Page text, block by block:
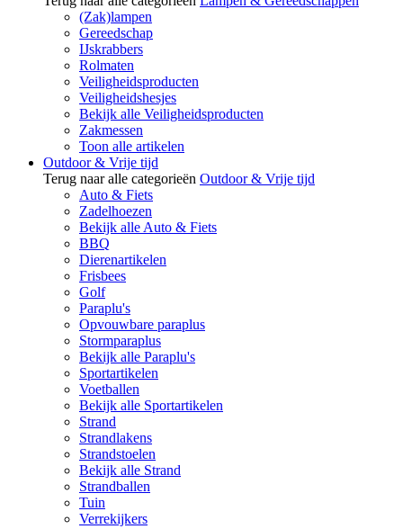
(Zak)lampen
Gereedschap
IJskrabbers
Rolmaten
Veiligheidsproducten
Veiligheidshesjes
Bekijk alle Veiligheidsproducten
Zakmessen
Toon alle artikelen
Outdoor & Vrije tijd
Terug naar alle categorieën Outdoor & Vrije tijd
Auto & Fiets
Zadelhoezen
Bekijk alle Auto & Fiets
BBQ
Dierenartikelen
Frisbees
Golf
Paraplu's
Opvouwbare paraplus
Stormparaplus
Bekijk alle Paraplu's
Sportartikelen
Voetballen
Bekijk alle Sportartikelen
Strand
Strandlakens
Strandstoelen
Bekijk alle Strand
Strandballen
Tuin
Verrekijkers